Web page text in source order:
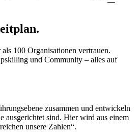
100 Organisationen vertrauen.
und Community – alles auf
zusammen und entwickeln
ausgerichtet sind. Hier wird aus einem
unsere Zahlen“.